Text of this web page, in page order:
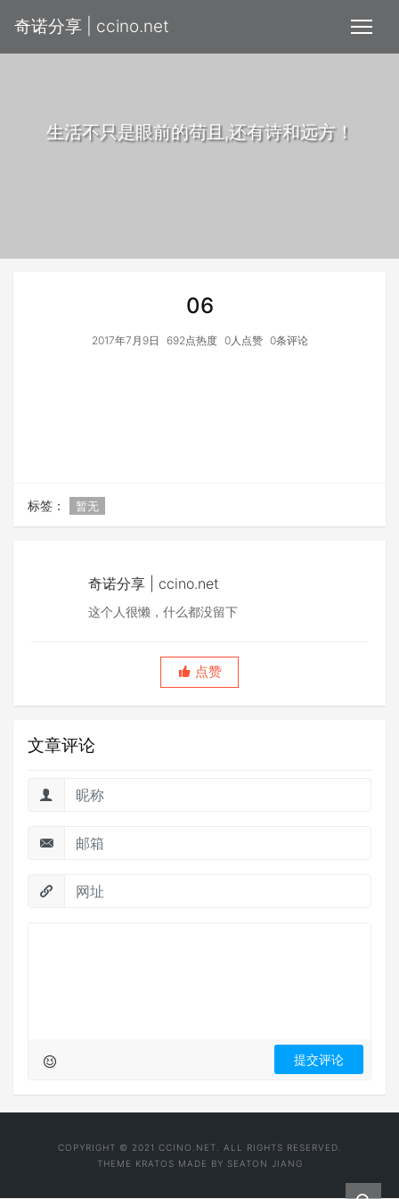
奇诺分享 | ccino.net
生活不只是眼前的苟且,还有诗和远方！
06
2017年7月9日 692点热度 0人点赞 0条评论
标签： 暂无
奇诺分享 | ccino.net
这个人很懒，什么都没留下
点赞
文章评论
COPYRIGHT © 2021 CCINO.NET. ALL RIGHTS RESERVED.
THEME KRATOS MADE BY SEATON JIANG